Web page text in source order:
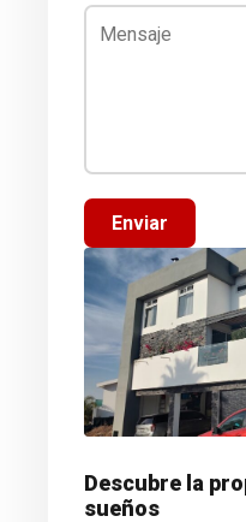
Enviar
Descubre la
sueños